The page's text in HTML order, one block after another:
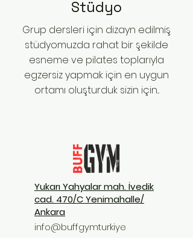
Stüdyo
Grup dersleri için dizayn edilmiş
stüdyomuzda rahat bir şekilde
esneme ve pilates toplarıyla
egzersiz yapmak için en uygun
ortamı oluşturduk sizin için...
Yukarı Yahyalar mah. İvedik
cad. 470/C Yenimahalle/
Ankara
info@buffgymturkiye